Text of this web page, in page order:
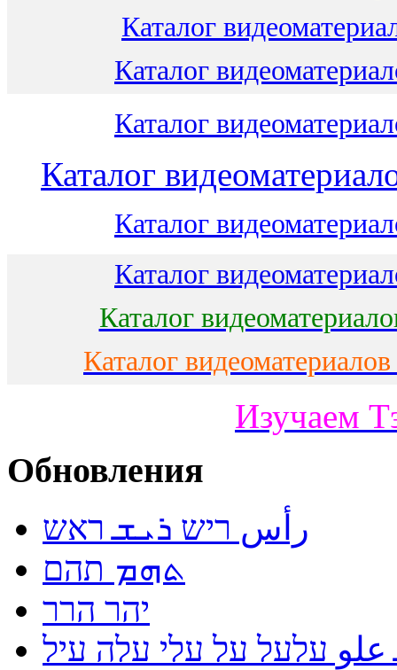
Каталог
Каталог
Каталог
Каталог
Каталог
Каталог
Каталог
Каталог
Изучаем
Обновления
رأس ריש ܪܝܫ ראש
ܬܗܡ תהם
יהר הרר
עלעל על עלי עלה עיל